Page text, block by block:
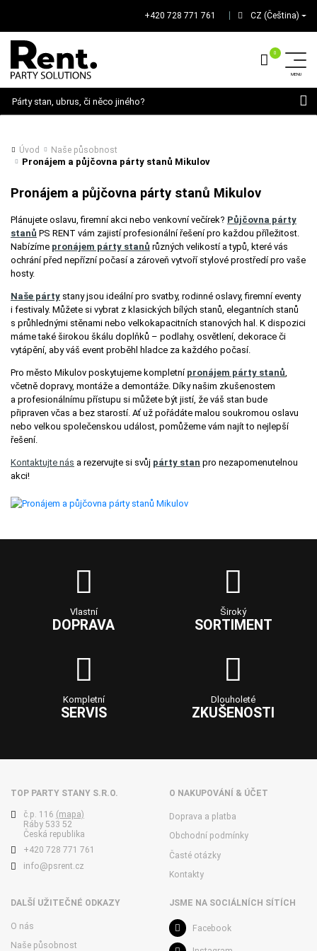
+420 728 771 761 CZ (Čeština)
Úvod Naše působnost
Pronájem a půjčovna párty stanů Mikulov
Pronájem a půjčovna párty stanů Mikulov
Plánujete oslavu, firemní akci nebo venkovní večírek? Půjčovna párty
stanů PS RENT vám zajistí profesionální řešení pro každou příležitost.
Nabízíme pronájem párty stanů různých velikostí a typů, které vás
ochrání před nepřízní počasí a zároveň vytvoří stylové prostředí pro vaše
hosty.
Naše párty stany jsou ideální pro svatby, rodinné oslavy, firemní eventy
i festivaly. Můžete si vybrat z klasických bílých stanů, elegantních stanů
s průhlednými stěnami nebo velkokapacitních stanových hal. K dispozici
máme také širokou škálu doplňků – podlahy, osvětlení, dekorace či
vytápění, aby váš event proběhl hladce za každého počasí.
Pro město Mikulov poskytujeme kompletní pronájem párty stanů
včetně dopravy, montáže a demontáže. Díky našim zkušenostem
a profesionálnímu přístupu si můžete být jistí, že váš stan bude
připraven včas a bez starostí. Ať už pořádáte malou soukromou oslavu
nebo velkou společenskou událost, pomůžeme vám najít to nejlepší
řešení.
Kontaktujte nás a rezervujte si svůj párty stan pro nezapomenutelnou
akci!
Vlastní
DOPRAVA
Široký
SORTIMENT
Kompletní
SERVIS
Dlouholeté
ZKUŠENOSTI
TOP PARTY STANY S.R.O.
č.p. 116 (mapa)
Ráby 533 52
Česká republika
+420 728 771 761
info@psrent.cz
O NAKUPOVÁNÍ & ÚČET
Doprava a platba
Obchodní podmínky
Časté otázky
Kontakty
DALŠÍ UŽITEČNÉ ODKAZY
O nás
Naše působnost
JSME NA SOCIÁLNÍCH SÍTÍCH
Facebook